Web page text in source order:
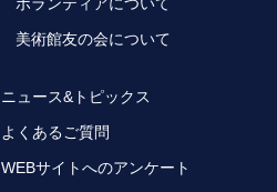
美術館友の会について
ニュース&トピックス
よくあるご質問
WEBサイトへのアンケート